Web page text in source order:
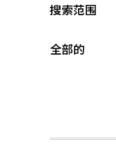
搜索范围
全部的